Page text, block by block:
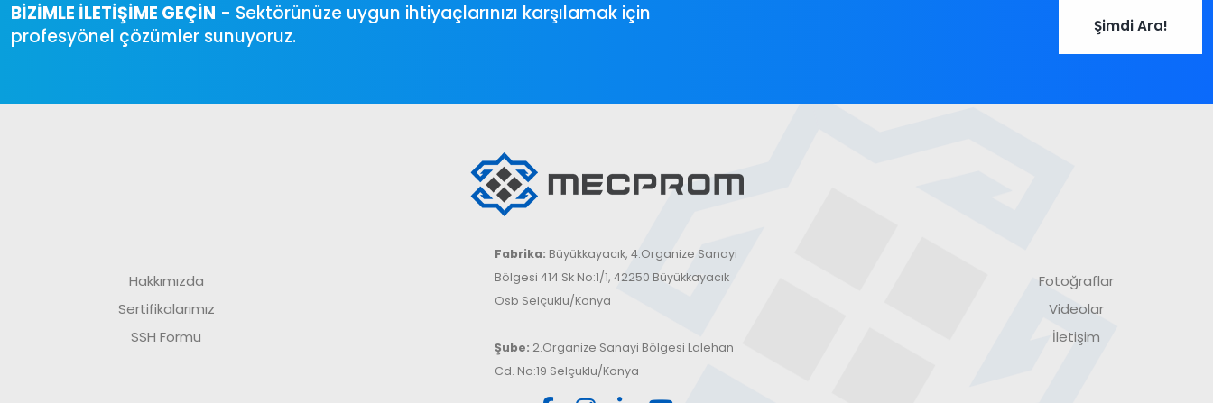
BİZİMLE İLETİŞİME GEÇİN - Sektörünüze uygun ihtiyaçlarınızı karşılamak için
profesyönel çözümler sunuyoruz.
Şimdi Ara!
Hakkımızda
Sertifikalarımız
SSH Formu
Fabrika: Büyükkayacık, 4.Organize Sanayi
Bölgesi 414 Sk No:1/1, 42250 Büyükkayacık
Osb Selçuklu/Konya
Şube: 2.Organize Sanayi Bölgesi Lalehan
Cd. No:19 Selçuklu/Konya
Fotoğraflar
Videolar
İletişim